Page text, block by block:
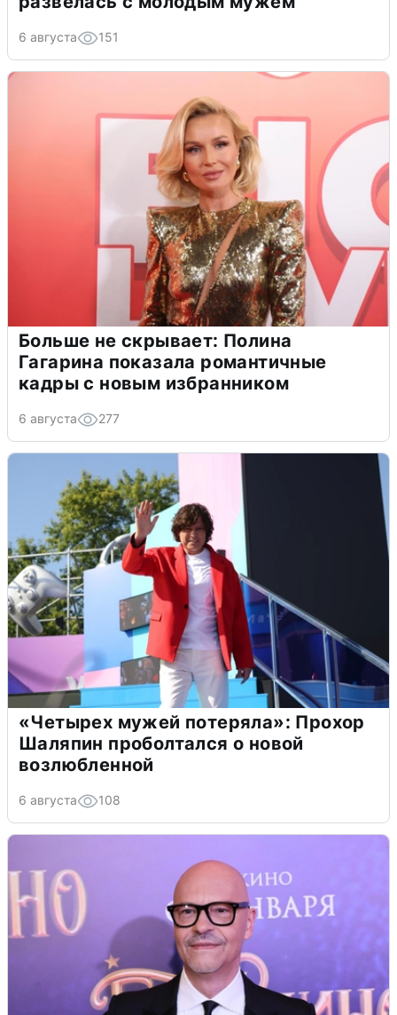
6 августа 151
Больше не скрывает: Полина
Гагарина показала романтичные
кадры с новым избранником
6 августа 277
«Четырех мужей потеряла»: Прохор
Шаляпин проболтался о новой
возлюбленной
6 августа 108